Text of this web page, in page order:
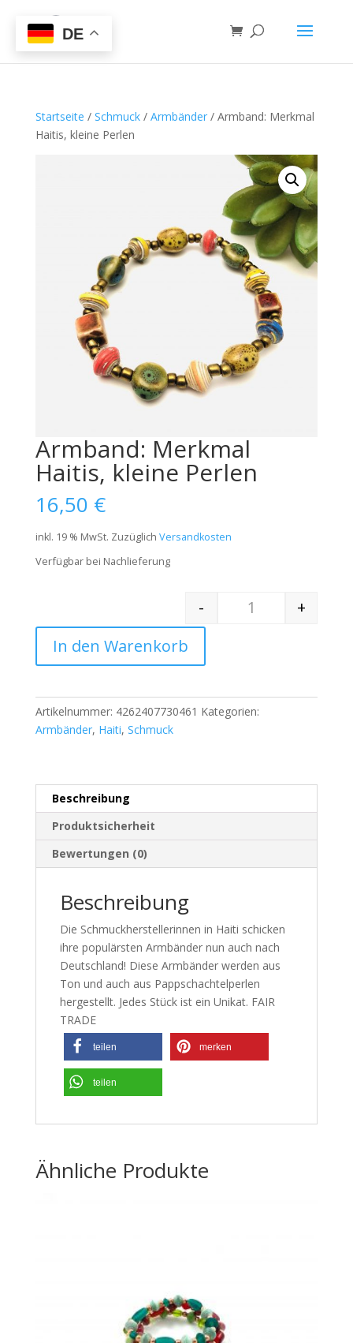
Startseite / Schmuck/ Armbänder/ Armband: Merkmal
Haitis, kleine Perlen
Armband: Merkmal
Haitis, kleine Perlen
16,50 €
inkl. 19 % MwSt. Zuzüglich Versandkosten
Verfügbar bei Nachlieferung
Quantity
-
+
In den Warenkorb
Artikelnummer: 4262407730461 Kategorien:
Armbänder, Haiti, Schmuck
Beschreibung
Produktsicherheit
Bewertungen (0)
Beschreibung
Die Schmuckherstellerinnen in Haiti schicken
ihre populärsten Armbänder nun auch nach
Deutschland! Diese Armbänder werden aus
Ton und auch aus Pappschachtelperlen
hergestellt. Jedes Stück ist ein Unikat. FAIR
TRADE
teilen merken
teilen
Ähnliche Produkte
DE